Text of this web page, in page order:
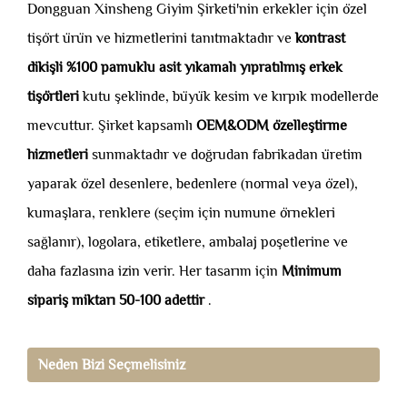
Dongguan Xinsheng Giyim Şirketi'nin erkekler için özel
tişört ürün ve hizmetlerini tanıtmaktadır vekontrast
dikişli %100 pamuklu asit yıkamalı yıpratılmış erkek
tişörtlerikutu şeklinde, büyük kesim ve kırpık modellerde
mevcuttur. Şirket kapsamlı OEM&ODM özelleştirme
hizmetleri sunmaktadır ve doğrudan fabrikadan üretim
yaparak özel desenlere, bedenlere (normal veya özel),
kumaşlara, renklere (seçim için numune örnekleri
sağlanır), logolara, etiketlere, ambalaj poşetlerine ve
daha fazlasına izin verir. Her tasarım için Minimum
sipariş miktarı 50-100 adettir .
Neden Bizi Seçmelisiniz